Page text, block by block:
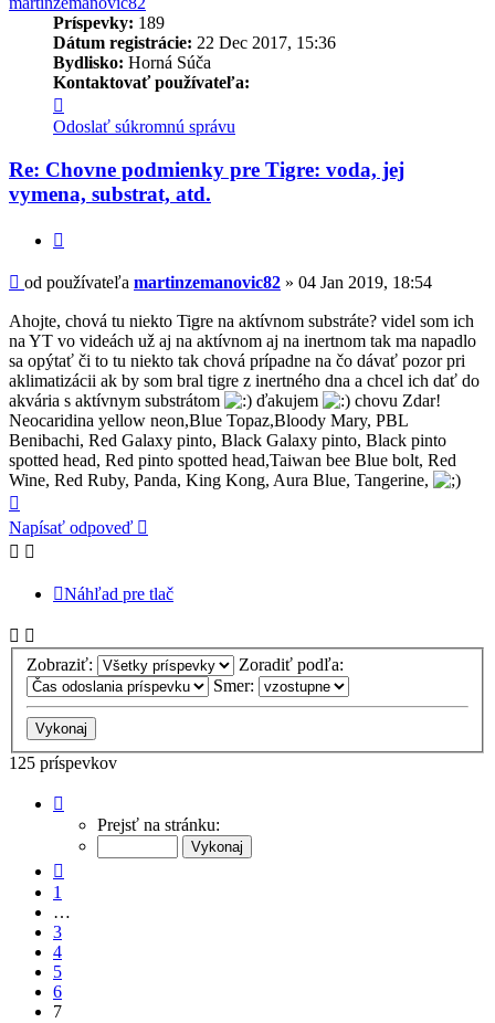
Príspevky: 189
Dátum registrácie: 22 Dec 2017, 15:36
Bydlisko: Horná Súča
Kontaktovať používateľa:
informácie
používateľa
-
martinzemanovic82
Odoslať súkromnú správu
Re: Chovne podmienky pre Tigre: voda, jej
vymena, substrat, atd.
Príspevok
od používateľa martinzemanovic82 » 04 Jan 2019, 18:54
Ahojte, chová tu niekto Tigre na aktívnom substráte? videl som ich
na YT vo videách už aj na aktívnom aj na inertnom tak ma napadlo
sa opýtať či to tu niekto tak chová prípadne na čo dávať pozor pri
aklimatizácii ak by som bral tigre z inertného dna a chcel ich dať do
akvária s aktívnym substrátom
ďakujem
chovu Zdar!
Neocaridina yellow neon,Blue Topaz,Bloody Mary, PBL
Benibachi, Red Galaxy pinto, Black Galaxy pinto, Black pinto
spotted head, Red pinto spotted head,Taiwan bee Blue bolt, Red
Wine, Red Ruby, Panda, King Kong, Aura Blue, Tangerine,
Napísať odpoveď
Náhľad pre tlač
Zobraziť:
Zoradiť podľa:
Smer:
125 príspevkov
Prejsť na stránku:
1
…
3
4
5
6
7